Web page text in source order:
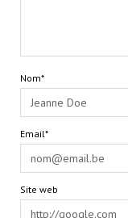
Nom*
Email*
Site web